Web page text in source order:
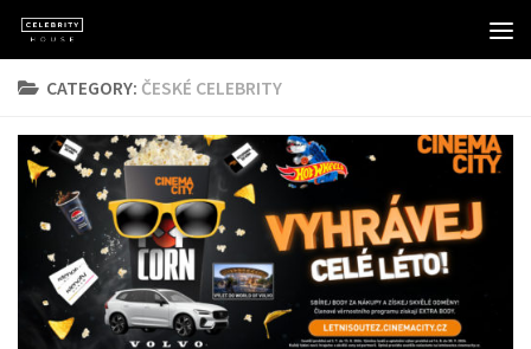
Skip to content
CATEGORY: ČESKÉ CELEBRITY